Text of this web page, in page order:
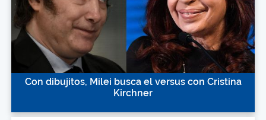
Con dibujitos, Milei busca el versus con Cristina
Kirchner